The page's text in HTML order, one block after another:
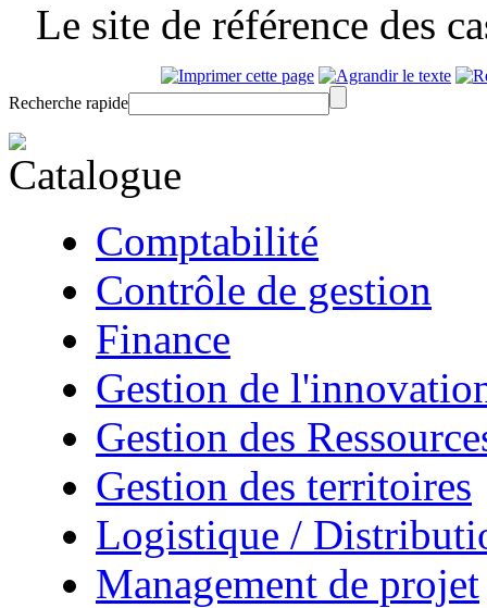
Le site de référence des
Recherche rapide
Comptabilité
Contrôle de gestion
Finance
Gestion de
Gestion des
Gestion des territoires
Logistique /
Management de projet